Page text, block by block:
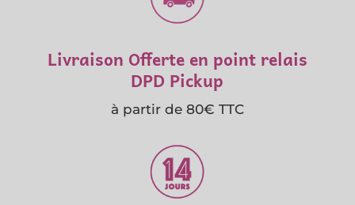
Livraison Offerte en point relais
DPD Pickup
à partir de 80€ TTC